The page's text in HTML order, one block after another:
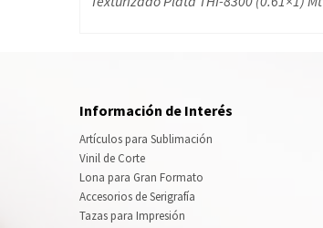
Información de Interés
Artículos para Sublimación
Vinil de Corte
Lona para Gran Formato
Accesorios de Serigrafía
Tazas para Impresión